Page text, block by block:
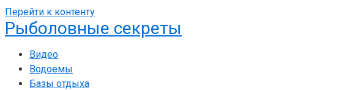
Перейти к контенту
Рыболовные секреты
Видео
Водоемы
Базы отдыха